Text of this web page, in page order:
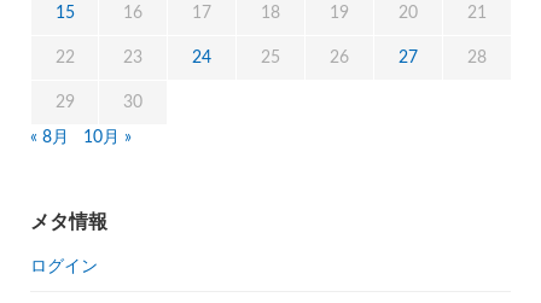
15 16 17 18 19 20 21
22 23 24 25 26 27 28
29 30
« 8月 10月 »
メタ情報
ログイン